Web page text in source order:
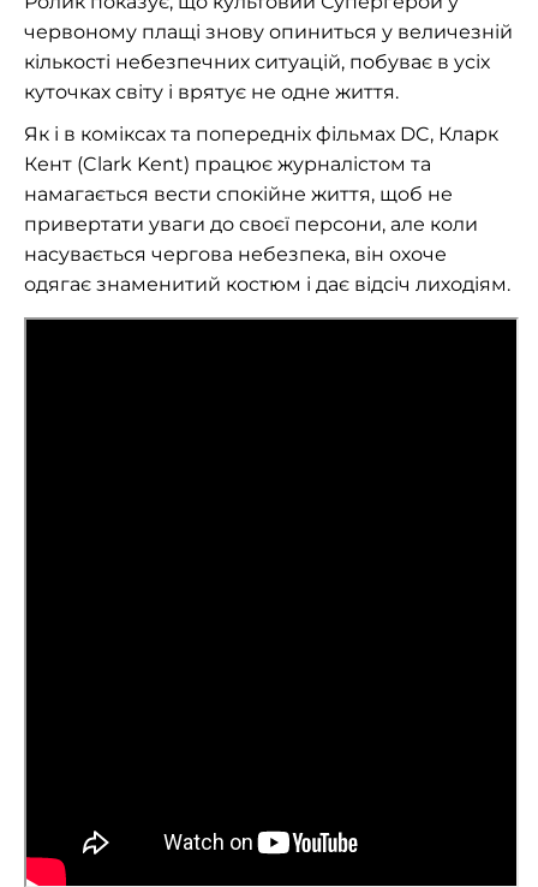
червоному плащі знову опиниться у величезній
кількості небезпечних ситуацій, побуває в усіх
куточках світу і врятує не одне життя.
Як і в коміксах та попередніх фільмах DC, Кларк
Кент (Clark Kent) працює журналістом та
намагається вести спокійне життя, щоб не
привертати уваги до своєї персони, але коли
насувається чергова небезпека, він охоче
одягає знаменитий костюм і дає відсіч лиходіям.